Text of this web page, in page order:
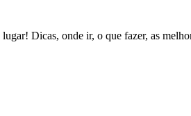
Dicas, onde ir, o que fazer, as